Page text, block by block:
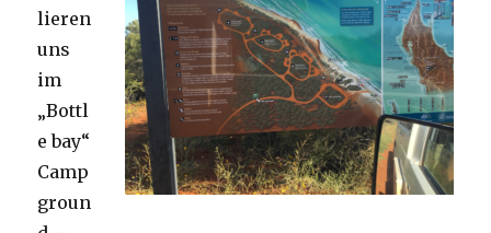
lieren
uns
im
„Bottl
e bay“
Camp
groun